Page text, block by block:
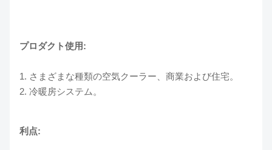
プロダクト使用:
1. さまざまな種類の空気クーラー、 商業および住宅。
2. 冷暖房システム。
利点: